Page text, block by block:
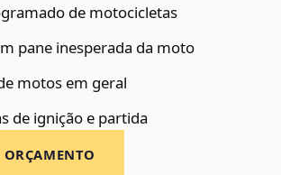
de motocicletas
pane inesperada da moto
motos em geral
de ignição e partida